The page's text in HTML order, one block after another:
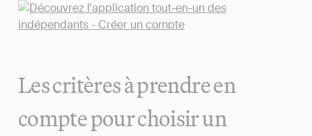
Les critères à prendre en
compte pour choisir un